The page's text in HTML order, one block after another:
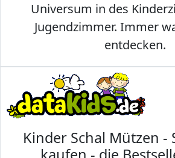
Universum in des
Jugendzimmer. Immer
entdecken.
Kinder Schal Mützen -